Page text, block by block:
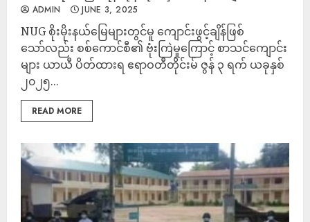
ADMIN JUNE 3, 2025
NUG စိုးမိုးနယ်မြေများတွင်မူ ကျောင်းဖွင့်ချိန်ဖြစ်
သော်လည်း စစ်ကောင်စီ၏ ဗုံးကြဲမှုကြောင့် စာသင်ကျောင်း
များ ယာယီ ပိတ်ထားရ ဧရာဝတီတိုင်းမ် ဇွန် ၃ ရက် ယခုနှစ်
၂၀၂၅...
READ MORE